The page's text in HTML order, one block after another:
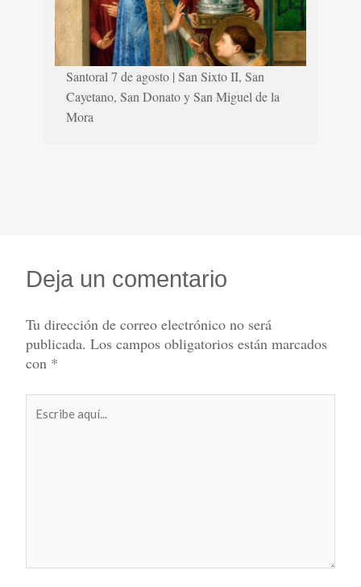
Santoral 7 de agosto | San Sixto II, San
Cayetano, San Donato y San Miguel de la
Mora
Deja un comentario
Tu dirección de correo electrónico no será
publicada. Los campos obligatorios están marcados
con *
aquí...